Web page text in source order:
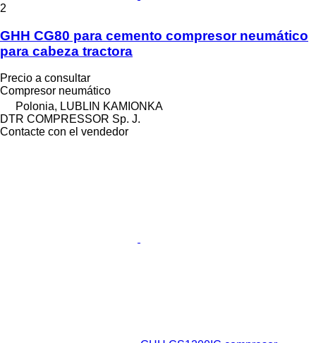
2
GHH CG80 para cemento compresor neumático
para cabeza tractora
Precio a consultar
Compresor neumático
Polonia, LUBLIN KAMIONKA
DTR COMPRESSOR Sp. J.
Contacte con el vendedor